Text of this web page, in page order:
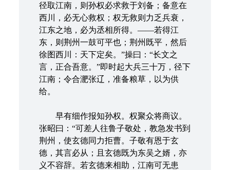
径取江南，则孙权必求救于刘备；备意在
西川，必无心救权；权无救则力乏兵衰，
江东之地，必为丞相所得。——若得江
东，则荆州一鼓可平也；荆州既平，然后
徐图西川：天下定矣。”操曰：“长文之
言，正合吾意。”即时起大兵三十万，径下
江南；令合淝张辽，准备粮草，以为供
给。
早有细作报知孙权。权聚众将商议。
张昭曰：“可差人往鲁子敬处，教急发书到
荆州，使玄德同力拒曹。子敬有恩于玄
德，其言必从；且玄德既为东吴之婿，亦
义不容辞。若玄德来相助，江南可无患